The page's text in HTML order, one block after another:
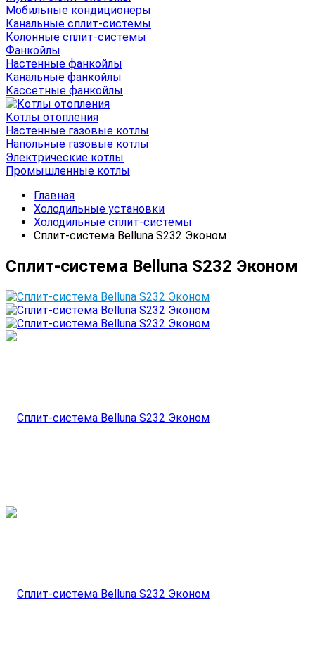
Мобильные кондиционеры
Канальные сплит-системы
Колонные сплит-системы
Фанкойлы
Настенные фанкойлы
Канальные фанкойлы
Кассетные фанкойлы
Котлы отопления
Настенные газовые котлы
Напольные газовые котлы
Электрические котлы
Промышленные котлы
Главная
Холодильные установки
Холодильные сплит-системы
Сплит-система Belluna S232 Эконом
Сплит-система Belluna S232 Эконом